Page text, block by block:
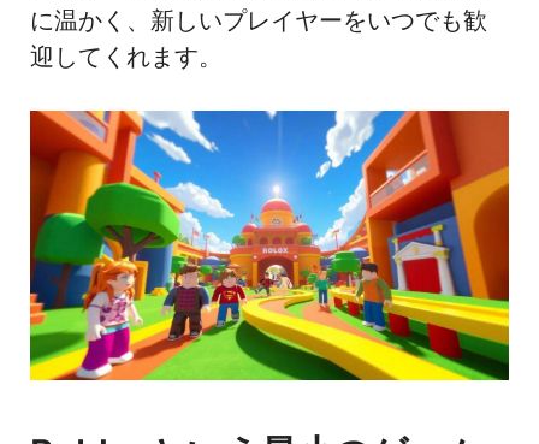
に温かく、新しいプレイヤーをいつでも歓
迎してくれます。